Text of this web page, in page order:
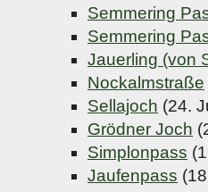
Semmering
Semmering
Jauerling (von
Nockalmstraße
Sellajoch (24.
Grödner Joch
Simplonpass
Jaufenpass